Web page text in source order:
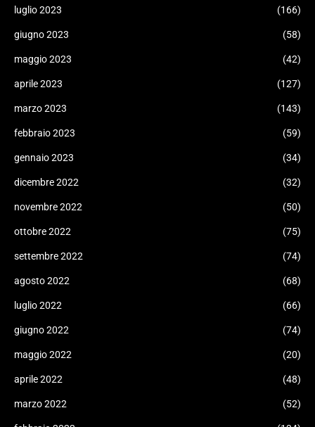
luglio 2023 (166)
giugno 2023 (58)
maggio 2023 (42)
aprile 2023 (127)
marzo 2023 (143)
febbraio 2023 (59)
gennaio 2023 (34)
dicembre 2022 (32)
novembre 2022 (50)
ottobre 2022 (75)
settembre 2022 (74)
agosto 2022 (68)
luglio 2022 (66)
giugno 2022 (74)
maggio 2022 (20)
aprile 2022 (48)
marzo 2022 (52)